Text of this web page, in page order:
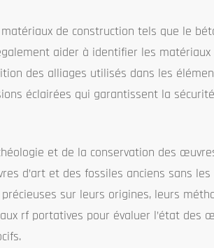
de construction tels que le
aider à identifier les matériaux
des alliages utilisés dans les
éclairées qui garantissent la
et de la conservation des
d’art et des fossiles anciens sans les
sur leurs origines, leurs
rf portatives pour évaluer l’état des